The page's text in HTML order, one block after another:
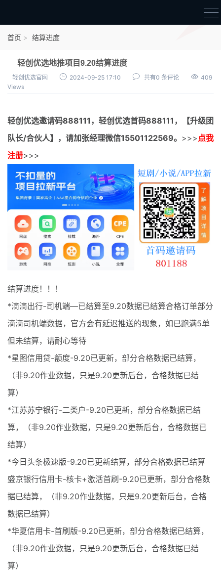
结算进度
团队长扶持
充场项目报价
无人直播
电商入门
最新通知
项目介绍
首页 结算进度
轻创优选地推项目9.20结算进度
轻创优选官网 2024-09-25 17:10 共有0 条评论
409
Views
轻创优选邀请码888111， 轻创优选首码888111，【升级团
队长/合伙人】，请加张经理微信15501122569。 >>>点我
注册>>>
结算进度！！！
*滴滴出行-司机端—已结算至9.20数据已结算合格订单部分
滴滴司机端数据，官方会有延迟推送的现象，如已跑满5单
但未结算，请耐心等待
*星图信用贷-额度-9.20已更新，部分合格数据已结算，
（非9.20作业数据，只是9.20更新后台，合格数据已结
算）
*江苏苏宁银行-二类户-9.20已更新，部分合格数据已结
算，（非9.20作业数据，只是9.20更新后台，合格数据已
结算）
*今日头条极速版-9.20已更新结算，部分合格数据已结算
盛京银行信用卡-核卡+激活首刷-9.20已更新，部分合格数
据已结算，（非9.20作业数据，只是9.20更新后台，合格
数据已结算）
*华夏信用卡-首刷版-9.20已更新，部分合格数据已结算，
（非9.20作业数据，只是9.20更新后台，合格数据已结
算）